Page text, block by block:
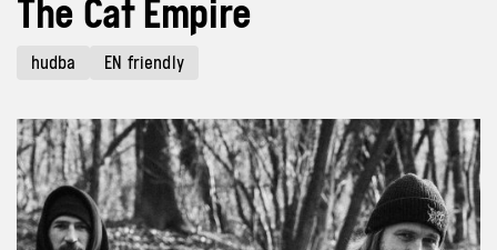
The Cat Empire
hudba EN friendly